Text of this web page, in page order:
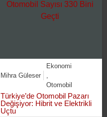
Mihra Güleser
Ekonomi
Otomobil
Türkiye’de Otomobil Pazarı
Değişiyor: Hibrit ve Elektrikli
Uçtu